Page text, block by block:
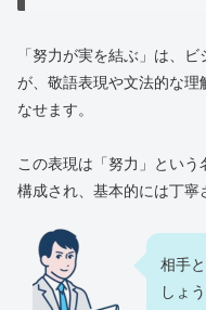
「努力が実を結ぶ」は、
が、敬語表現や文法的な理
なせます。
この表現は「努力」とい
構成され、基本的には丁寧
相手
しょう